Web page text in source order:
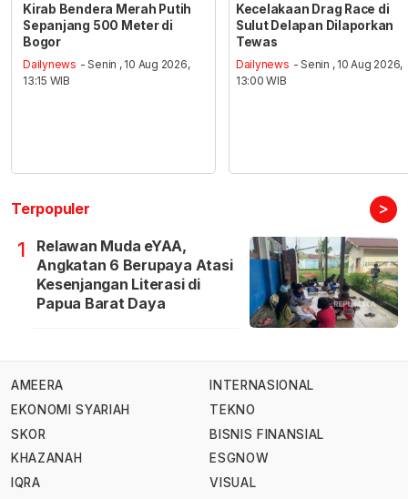
Kirab Bendera Merah Putih
Sepanjang 500 Meter di
Bogor
Dailynews - Senin , 10 Aug 2026,
13:15 WIB
Kecelakaan Drag Race di
Sulut Delapan Dilaporkan
Tewas
Dailynews - Senin , 10 Aug 2026,
13:00 WIB
Terpopuler >
1
Relawan Muda eYAA,
Angkatan 6 Berupaya Atasi
Kesenjangan Literasi di
Papua Barat Daya
AMEERA
EKONOMI SYARIAH
SKOR
KHAZANAH
IQRA
INTERNASIONAL
TEKNO
BISNIS FINANSIAL
ESGNOW
VISUAL